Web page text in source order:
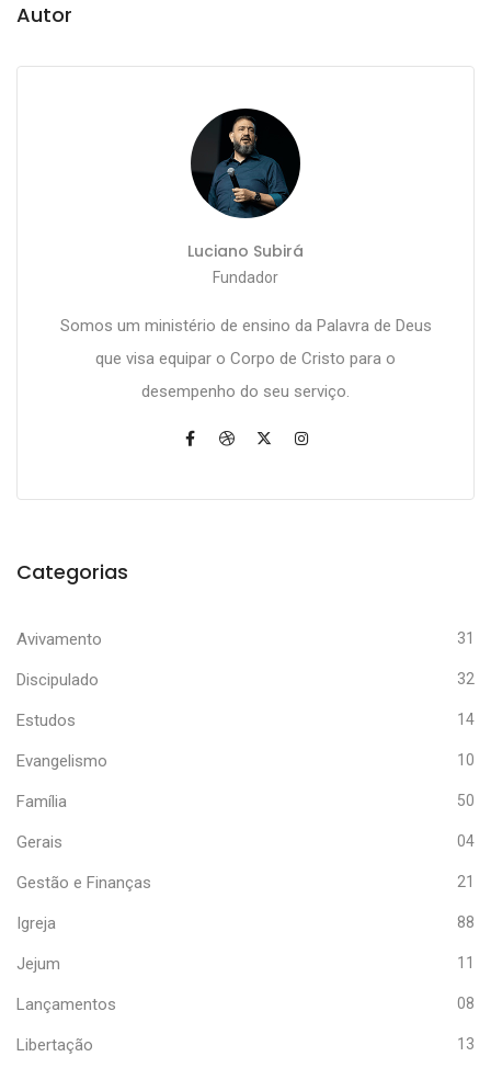
Autor
Luciano Subirá
Fundador
Somos um ministério de ensino da Palavra de Deus
que visa equipar o Corpo de Cristo para o
desempenho do seu serviço.
Categorias
Avivamento 31
Discipulado 32
Estudos 14
Evangelismo 10
Família 50
Gerais 04
Gestão e Finanças 21
Igreja 88
Jejum 11
Lançamentos 08
Libertação 13